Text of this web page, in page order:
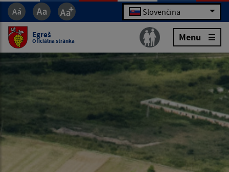
Slovenčina
Egreš
Oficiálna stránka Menu